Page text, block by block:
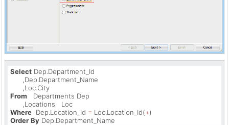
Select Dep.Department_Id
      ,Dep.Department_Name
From
   Departments Dep
Where
  Dep.Location_Id
= Loc.Location_Id(+
Order By Dep.Department_Name